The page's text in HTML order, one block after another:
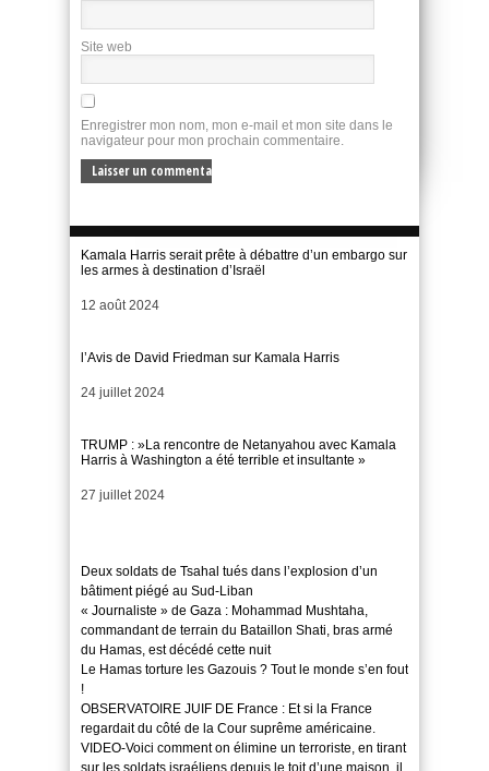
Site web
Enregistrer mon nom, mon e-mail et mon site dans le
navigateur pour mon prochain commentaire.
Kamala Harris serait prête à débattre d’un embargo sur
les armes à destination d’Israël
Date
12 août 2024
l’Avis de David Friedman sur Kamala Harris
Date
24 juillet 2024
TRUMP : »La rencontre de Netanyahou avec Kamala
Harris à Washington a été terrible et insultante »
Date
27 juillet 2024
Deux soldats de Tsahal tués dans l’explosion d’un
bâtiment piégé au Sud-Liban
« Journaliste » de Gaza : Mohammad Mushtaha,
commandant de terrain du Bataillon Shati, bras armé
du Hamas, est décédé cette nuit
Le Hamas torture les Gazouis ? Tout le monde s’en fout
!
OBSERVATOIRE JUIF DE France : Et si la France
regardait du côté de la Cour suprême américaine.
VIDEO-Voici comment on élimine un terroriste, en tirant
sur les soldats israéliens depuis le toit d’une maison, il